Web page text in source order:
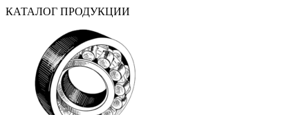
КАТАЛОГ ПРОДУКЦИИ